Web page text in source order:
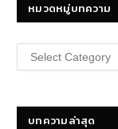
หมวดหมู่บทความ
หมวด
หมู่
บทความล่าสุด